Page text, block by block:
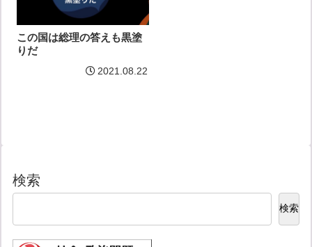
この国は総理の答えも黒塗
りだ
2021.08.22
検索
検索